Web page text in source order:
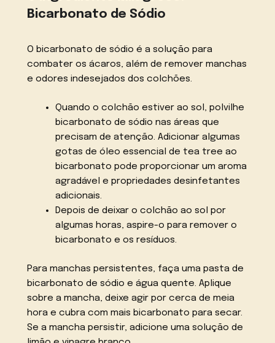
Bicarbonato de Sódio
O bicarbonato de sódio é a solução para
combater os ácaros, além de remover manchas
e odores indesejados dos colchões.
Quando o colchão estiver ao sol, polvilhe
bicarbonato de sódio nas áreas que
precisam de atenção. Adicionar algumas
gotas de óleo essencial de tea tree ao
bicarbonato pode proporcionar um aroma
agradável e propriedades desinfetantes
adicionais.
Depois de deixar o colchão ao sol por
algumas horas, aspire-o para remover o
bicarbonato e os resíduos.
Para manchas persistentes, faça uma pasta de
bicarbonato de sódio e água quente. Aplique
sobre a mancha, deixe agir por cerca de meia
hora e cubra com mais bicarbonato para secar.
Se a mancha persistir, adicione uma solução de